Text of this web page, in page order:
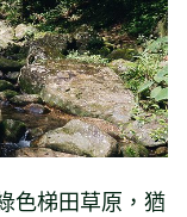
色梯田草原，猶